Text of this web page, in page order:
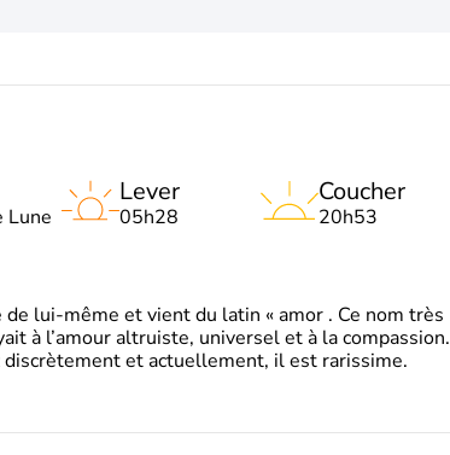
Lune
Lever
05h28
Coucher
20h53
lui-même et vient du latin « amor . Ce nom très
à l’amour altruiste, universel et à la compassion.
discrètement et actuellement, il est rarissime.